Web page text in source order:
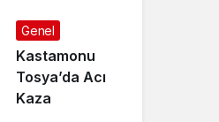
Genel
Kastamonu
Tosya’da Acı
Kaza